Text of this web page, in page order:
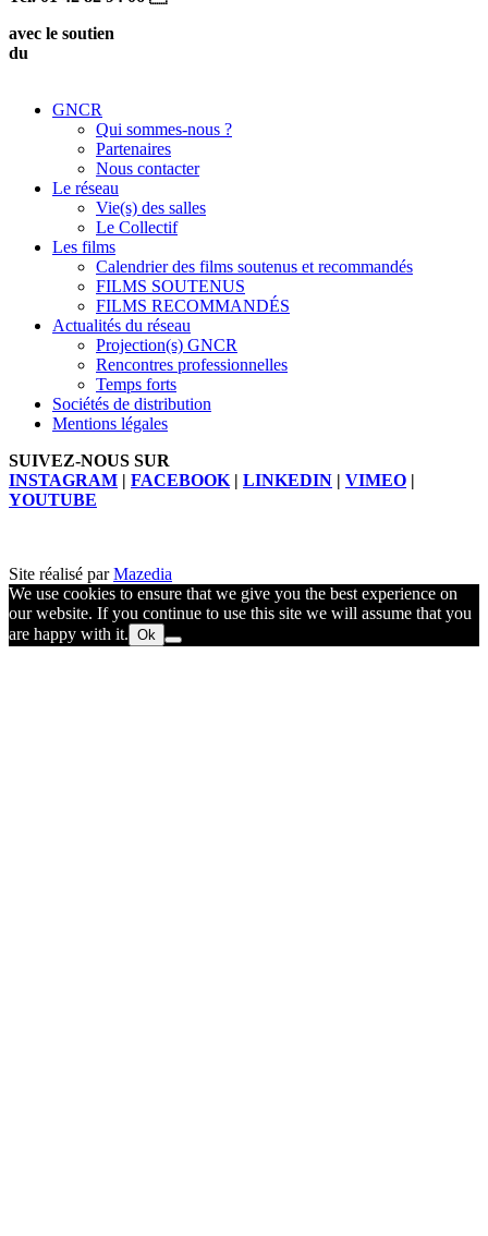
avec le soutien
du
GNCR
Qui sommes-nous ?
Partenaires
Nous contacter
Le réseau
Vie(s) des salles
Le Collectif
Les films
Calendrier des films soutenus et recommandés
FILMS SOUTENUS
FILMS RECOMMANDÉS
Actualités du réseau
Projection(s) GNCR
Rencontres professionnelles
Temps forts
Sociétés de distribution
Mentions légales
SUIVEZ-NOUS SUR
INSTAGRAM | FACEBOOK | LINKEDIN | VIMEO |
YOUTUBE
Site réalisé parMazedia
We use cookies to ensure that we give you the best experience on
our website. If you continue to use this site we will assume that you
are happy with it. Ok